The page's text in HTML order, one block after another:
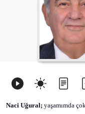
Naci Uğural; yaşamımda